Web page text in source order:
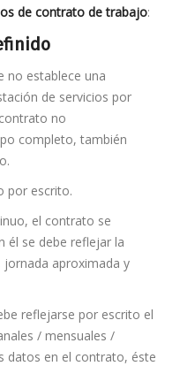
de contrato de trabajo:
no establece una
de servicios por
no
completo, también
por escrito.
el contrato se
él se debe reflejar la
jornada aproximada y
reflejarse por escrito el
/ mensuales /
datos en el contrato, éste